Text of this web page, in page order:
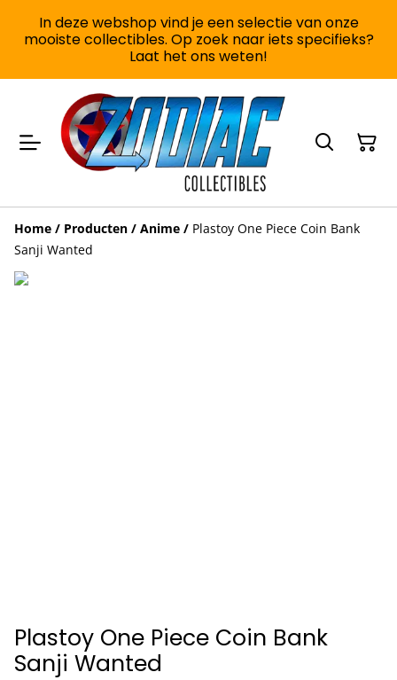
In deze webshop vind je een selectie van onze
mooiste collectibles. Op zoek naar iets specifieks?
Laat het ons weten!
Home / Producten / Anime / Plastoy One Piece Coin Bank
Sanji Wanted
Plastoy One Piece Coin Bank
Sanji Wanted